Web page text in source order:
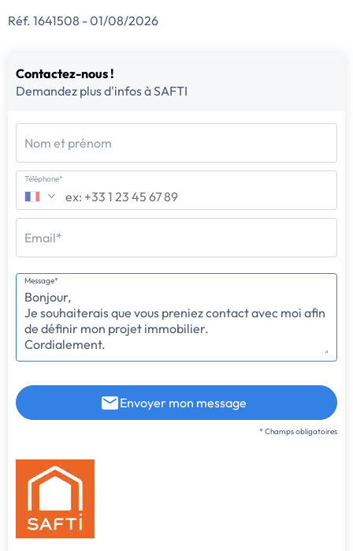
Réf. 1641508 - 01/08/2026
Contactez-nous !
Demandez plus d'infos à SAFTI
Nom et prénom
Téléphone*
Email*
Message*
Envoyer mon message
* Champs obligatoires